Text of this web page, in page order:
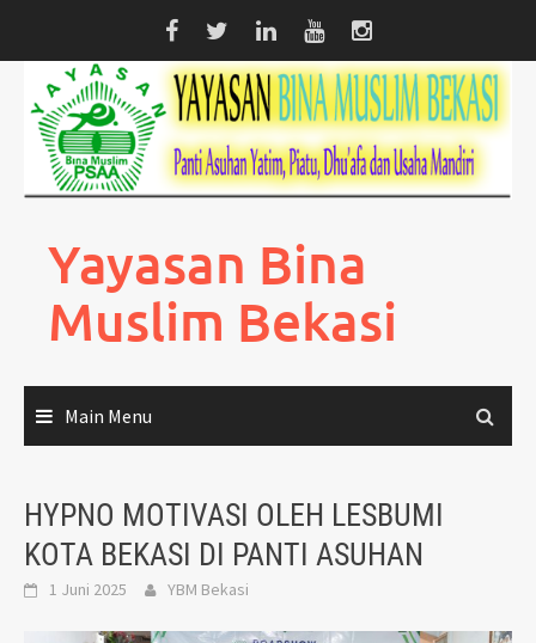
content
Yayasan Bina
Muslim Bekasi
Main Menu
HYPNO MOTIVASI OLEH LESBUMI
KOTA BEKASI DI PANTI ASUHAN
1 Juni 2025 YBM Bekasi